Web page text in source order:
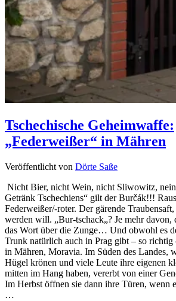
Tschechische Geheimwaffe:
„Federweißer“ in Mähren
Veröffentlicht von Dörte Saße
Nicht Bier, nicht Wein, nicht Sliwowitz,
Getränk Tschechiens“ gilt der Burčák!!!
Federweißer/-roter. Der gärende
werden will. „Bur-tschack„? Je mehr davon,
das Wort über die Zunge… Und obwohl es
Trunk natürlich auch in Prag gibt – so richtig
in Mähren, Moravia. Im Süden des Landes,
Hügel krönen und viele Leute ihre eigenen
mitten im Hang haben, vererbt von einer
Im Herbst öffnen sie dann ihre Türen, wenn
…